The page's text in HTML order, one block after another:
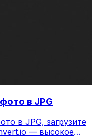
в JPG
в JPG, загрузите
— высокое